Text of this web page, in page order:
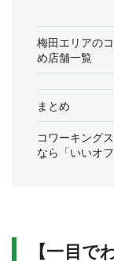
梅田エリアの
め店舗一覧
まとめ
コワーキング
なら「いいオ
【一目